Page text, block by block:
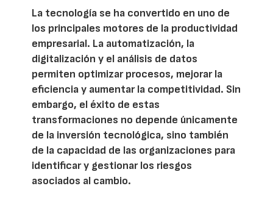
La tecnología se ha convertido en uno de
los principales motores de la productividad
empresarial. La automatización, la
digitalización y el análisis de datos
permiten optimizar procesos, mejorar la
eficiencia y aumentar la competitividad. Sin
embargo, el éxito de estas
transformaciones no depende únicamente
de la inversión tecnológica, sino también
de la capacidad de las organizaciones para
identificar y gestionar los riesgos
asociados al cambio.